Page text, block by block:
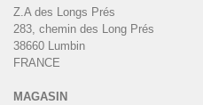
Z.A des Longs Prés
283, chemin des Long Prés
38660 Lumbin
FRANCE
MAGASIN